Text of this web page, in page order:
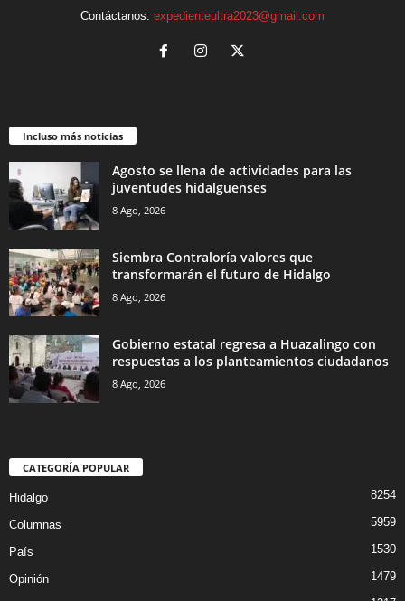
Contáctanos: expedienteultra2023@gmail.com
Incluso más noticias
Agosto se llena de actividades para las
juventudes hidalguenses
8 Ago, 2026
Siembra Contraloría valores que
transformarán el futuro de Hidalgo
8 Ago, 2026
Gobierno estatal regresa a Huazalingo con
respuestas a los planteamientos ciudadanos
8 Ago, 2026
CATEGORÍA POPULAR
Hidalgo 8254
Columnas 5959
País 1530
Opinión 1479